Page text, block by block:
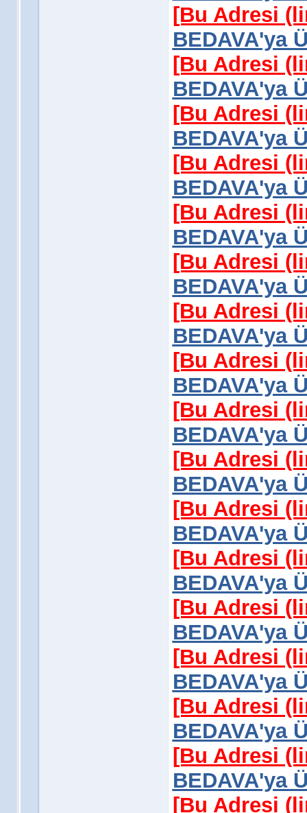
[Bu Adresi
BEDAVA'ya
[Bu Adresi
BEDAVA'ya
[Bu Adresi
BEDAVA'ya
[Bu Adresi
BEDAVA'ya
[Bu Adresi
BEDAVA'ya
[Bu Adresi
BEDAVA'ya
[Bu Adresi
BEDAVA'ya
[Bu Adresi
BEDAVA'ya
[Bu Adresi
BEDAVA'ya
[Bu Adresi
BEDAVA'ya
[Bu Adresi
BEDAVA'ya
[Bu Adresi
BEDAVA'ya
[Bu Adresi
BEDAVA'ya
[Bu Adresi
BEDAVA'ya
[Bu Adresi
BEDAVA'ya
[Bu Adresi
BEDAVA'ya
[Bu Adresi